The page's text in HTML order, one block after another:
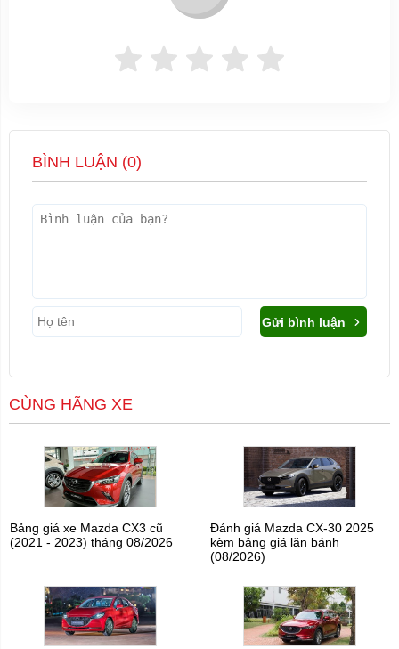
BÌNH LUẬN (0)
Gửi bình luận
CÙNG HÃNG XE
Bảng giá xe Mazda CX3 cũ
(2021 - 2023) tháng 08/2026
Đánh giá Mazda CX-30 2025
kèm bảng giá lăn bánh
(08/2026)